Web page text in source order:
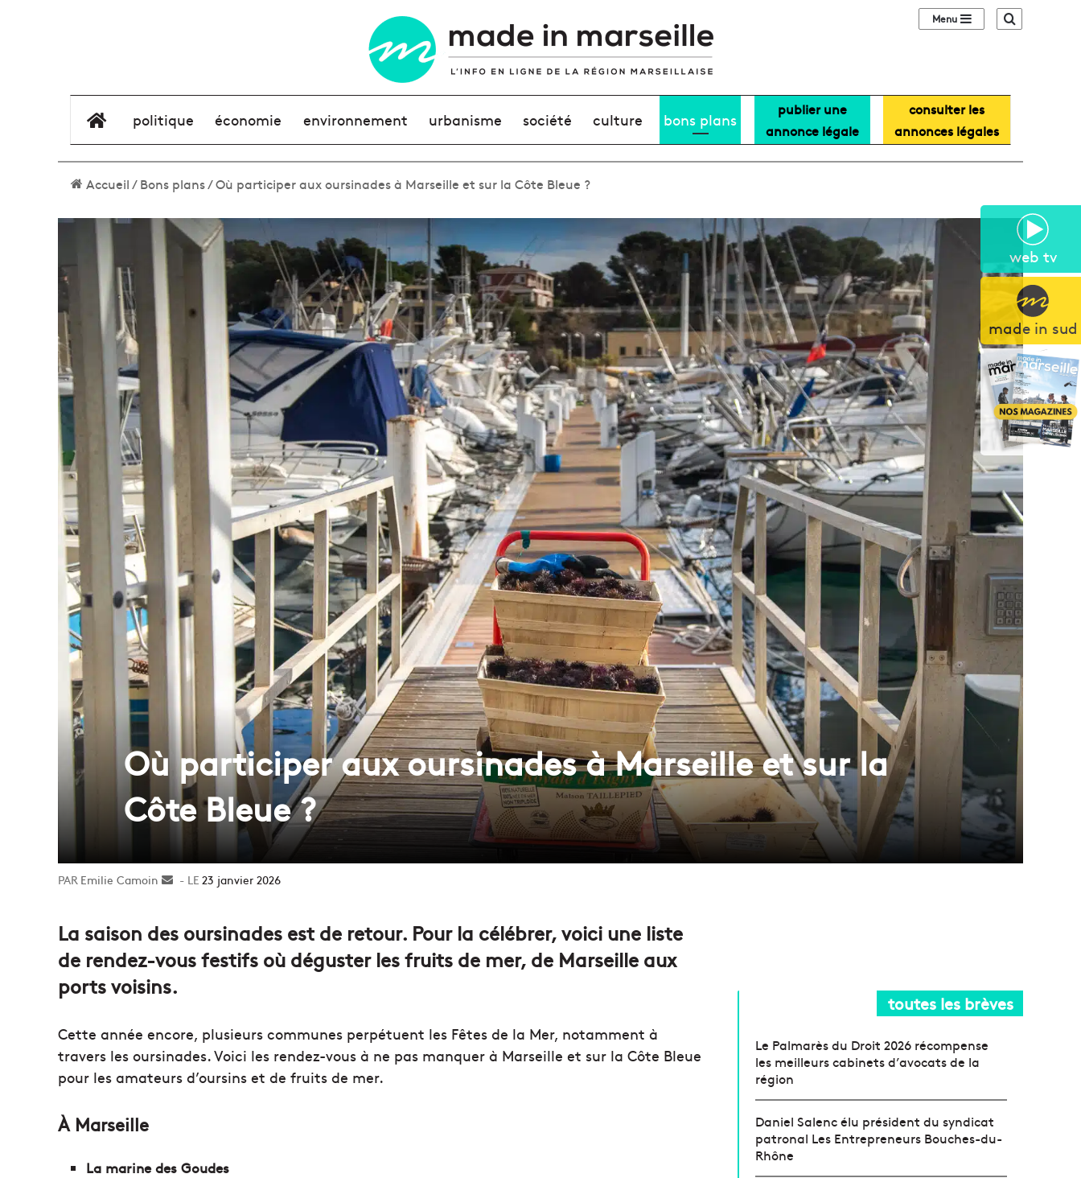
web tv
made in sud
Sidebar (barre
élément de menu
politique économie environnement urbanisme société culture bons plans
publier une
annonce légale
consulter les
annonces légales
Accueil/Bons plans/Où participer aux oursinades à Marseille et sur la Côte Bleue ?
Où participer aux oursinades à Marseille et sur la
Côte Bleue ?
Emilie Camoin
Envoyer23 janvier 2026
La saison des oursinades est de retour. Pour la célébrer, voici une liste
de rendez-vous festifs où déguster les fruits de mer, de Marseille aux
ports voisins.
Cette année encore, plusieurs communes perpétuent les Fêtes de la Mer, notamment à
travers les oursinades. Voici les rendez-vous à ne pas manquer à Marseille et sur la Côte Bleue
pour les amateurs d’oursins et de fruits de mer.
À Marseille
La marine des Goudes
toutes les brèves
Le Palmarès du Droit 2026 récompense
les meilleurs cabinets d’avocats de la
région
Daniel Salenc élu président du syndicat
patronal Les Entrepreneurs Bouches-du-
Rhône